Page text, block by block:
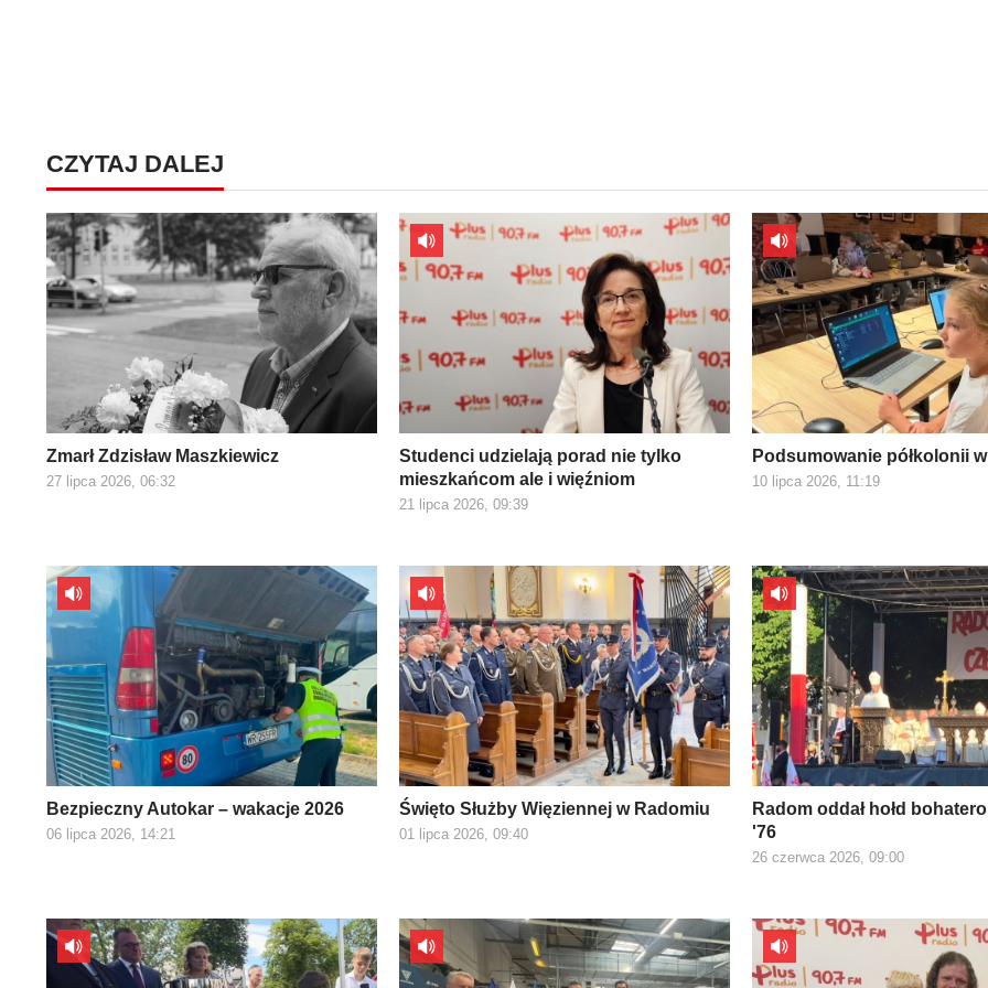
CZYTAJ DALEJ
Zmarł Zdzisław Maszkiewicz
27 lipca 2026, 06:32
Studenci udzielają porad nie tylko
mieszkańcom ale i więźniom
21 lipca 2026, 09:39
Podsumowanie półkolonii
10 lipca 2026, 11:19
Bezpieczny Autokar – wakacje 2026
06 lipca 2026, 14:21
Święto Służby Więziennej w Radomiu
01 lipca 2026, 09:40
Radom oddał hołd
'76
26 czerwca 2026, 09:00